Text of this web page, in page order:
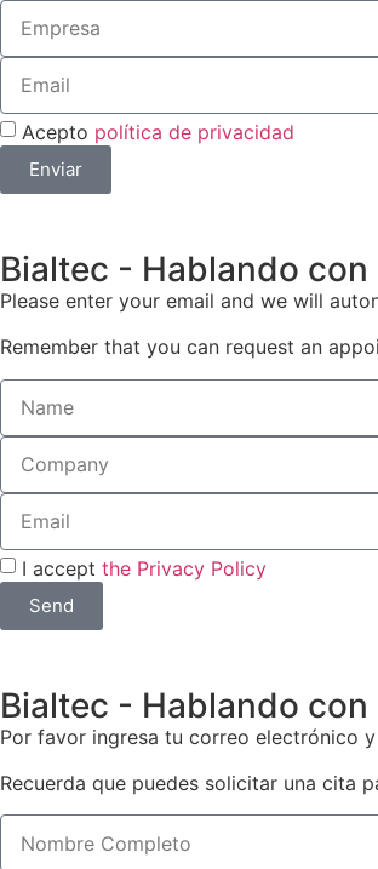
Acepto política de privacidad
Enviar
Bialtec - Hablando
Please enter your email and we will
Remember that you can request an
I accept the Privacy Policy
Send
Bialtec - Hablando
Por favor ingresa tu correo electrónico
Recuerda que puedes solicitar una cita